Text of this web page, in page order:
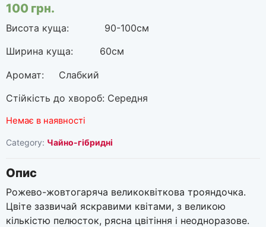
100 грн.
Висота куща: 90-100см
Ширина куща: 60см
Аромат: Слабкий
Стійкість до хвороб: Середня
Немає в наявності
Category: Чайно-гібридні
Опис
Рожево-жовтогаряча великоквіткова трояндочка.
Цвіте зазвичай яскравими квітами, з великою
кількістю пелюсток, рясна цвітіння і неодноразове.